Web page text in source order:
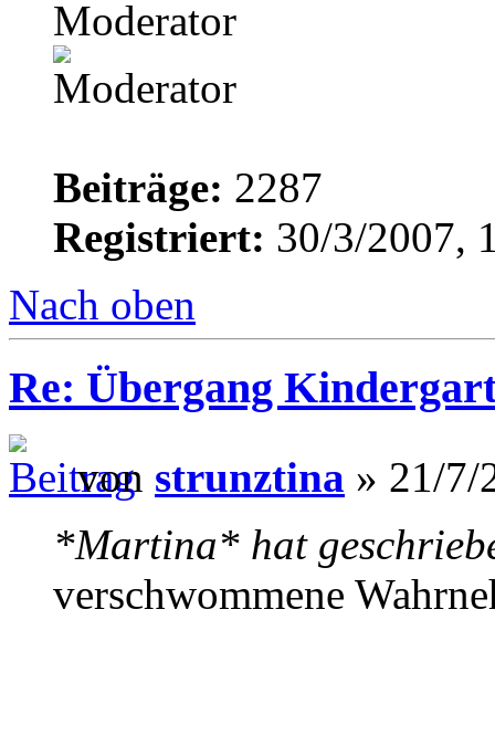
Moderator
Beiträge: 2287
Registriert: 30/3/2007,
Nach oben
Re: Übergang
von strunztina » 21/7/
*Martina* hat
verschwommene